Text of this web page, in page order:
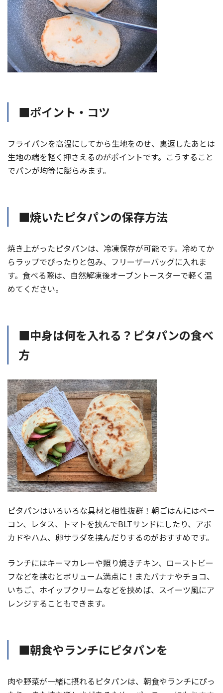
■ポイント・コツ
フライパンを高温にしてから生地をのせ、裏返したあとは
生地の端を軽く押さえるのがポイントです。こうすること
でパンが均等に膨らみます。
■焼いたピタパンの保存方法
焼き上がったピタパンは、冷凍保存が可能です。冷めてか
らラップでぴったりと包み、フリーザーバッグに入れま
す。食べる際は、自然解凍後オーブントースターで軽く温
めてください。
■中身は何を入れる？ピタパンの食べ
方
ピタパンはいろいろな具材と相性抜群！朝ごはんにはベー
コン、レタス、トマトを挟んでBLTサンドにしたり、アボ
カドやハム、卵サラダを挟んだりするのがおすすめです。
ランチにはキーマカレーや照り焼きチキン、ローストビー
フなどを挟むとボリューム満点に！またバナナやチョコ、
いちご、ホイップクリームなどを挟めば、スイーツ風にア
レンジすることもできます。
■朝食やランチにピタパンを
肉や野菜が一緒に摂れるピタパンは、朝食やランチにぴっ